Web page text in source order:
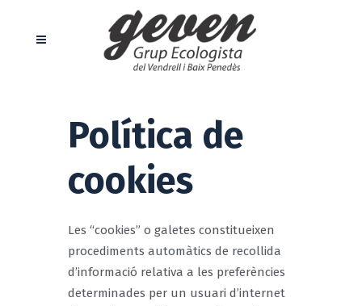
Política de
cookies
Les “cookies” o galetes constitueixen
procediments automàtics de recollida
d’informació relativa a les preferències
determinades per un usuari d’internet